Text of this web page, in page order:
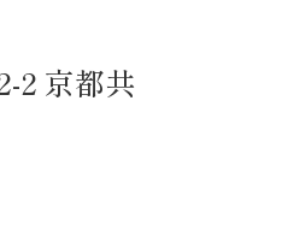
2 京都共